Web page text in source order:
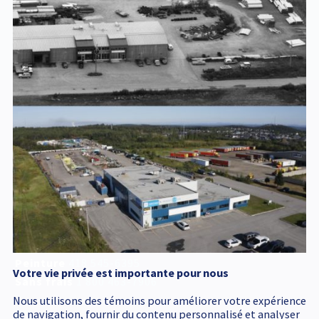
BATISSE AVANT A
2020
Service d'urgence
accessible 24 h /24
418 545-1698
Adresse postale
340, Émile Couture
Chicoutimi (Québec) G7H 8B6
T
418 545-1698
Sans frais 1 800 463-7906
Votre vie privée est importante pour nous
Nous utilisons des témoins pour améliorer votre expérience
de navigation, fournir du contenu personnalisé et analyser